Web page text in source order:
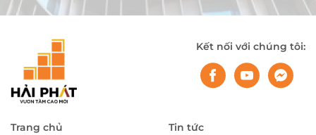
Kết nối với chúng tôi:
Trang chủ Tin tức